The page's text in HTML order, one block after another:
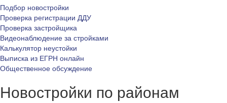
Подбор новостройки
Проверка регистрации ДДУ
Проверка застройщика
Видеонаблюдение за стройками
Калькулятор неустойки
Выписка из ЕГРН онлайн
Общественное обсуждение
Новостройки по районам